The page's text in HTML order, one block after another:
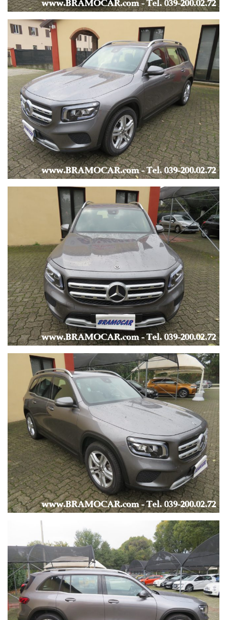
-
BRACCIOLO -
CAMBIO AUTOMATICO/SEQUENZIALE con LEVE AL
VOLANTE -
CLIMATIZZATORE / CONTROLLO AUTOMATICO DEL CLIMA -
CRUISE CONTROL -
LIMITATORE DI VELOCITA’ -
INTERNI IN PELLE e STOFFA -
PORTELLONE POSTERIORE ELETTRICO -
SENSORI LUCE e PIOGGIA -
TELECAMERA POSTERIORE -
SERVOSTERZO -
SPECCHIETTI REGOLABILI e RECLINABILI
ELETTRICAMENTE -
START & STOP -
VOLANTE IN PELLE -
-
--- EXTRA ---
CERCHI IN LEGA DA 18’’ -
OMOLOGATA 5 POSTI -
KIT ATTREZZI con KIT COMPRESSORE -
SEDILI SPORTIVI / SEDILE REGOLABILE IN ALTEZZA -
--- MULTIMEDIA ---
-
AUTORADIO ORIGINALE MERCEDES -
AUTORADIO DAB -
ANDROID AUTO / APPLE CARPLAY -
BLUETOOTH -
MP3, USB -
COMPUTER DI BORDO -
CONTROLLO VOCALE -
RADIO TOUCH SCREEN -
VIVAVOCE -
VOLANTE MULTIFUNZIONE -
--- CONSUMI ---
URBANO: lt/100km, 5.7 -
EXTRAURBANO: lt/100km, 4.4 -
COMBINATO: lt/100km, 4.7 -
-
KM 81.347 -
UNICO PROPRIETARIO -
ULTIMA REVISIONE EFFETTUATA il 27/05/2025 a KM 78.154 -
AUTO AZIENDALE, IVA ESPOSTA, FATTURABILE -
FINANZIABILE ANCHE SENZA ANTICIPO -
EVENTUALE RITIRO USATO -
LUNGHEZZA AUTO: 4.650 mt -
LARGHEZZA AUTO: 1.845 mt -
* Foto più dettagliate sono visibili direttamente sul nostro sito
al seguente Link: https://www.bramocar.it *
* Le informazioni fornite non hanno nessun valore contrattuale
in quanto potrebbero contenere imprecisioni.*